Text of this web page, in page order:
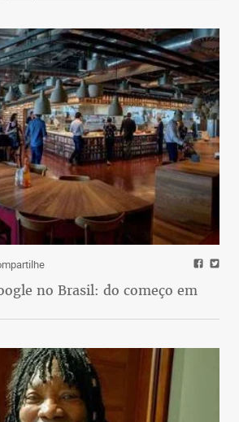
no Brasil: do começo em